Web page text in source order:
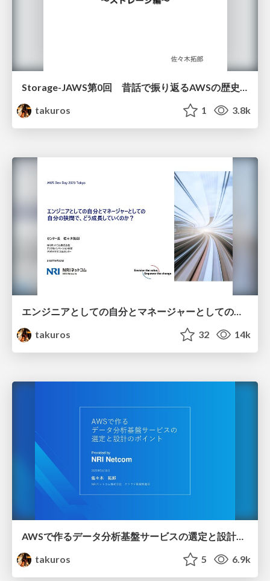
Storage-JAWS第0回 昔話で振り返るAWSの歴史 ～ストレージ編～
takuros
1 3.8k
エンジニアとしての自分とマネージャーとしての自分の狭間で、どう成長していくのか？（AWS DevDay 2023登壇資料）
takuros
32 14k
AWSで作るデータ分析基盤サービスの選定と設計のポイント
takuros
5 6.9k